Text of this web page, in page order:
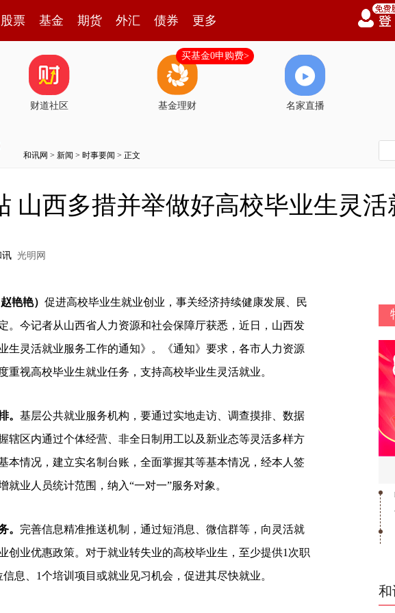
股票 基金 期货 外汇 债券 更多
财道社区 基金理财
买基金0申购费>
名家直播
和讯网 > 新闻 > 时事要闻 > 正文
山西多措并举做好高校毕业生灵活
讯 光明网
艳艳） 促进高校毕业生就业创业，事关经济持续健康发展、民
。今记者从山西省人力资源和社会保障厅获悉，近日，山西发
生灵活就业服务工作的通知》。《通知》要求，各市人力资源
重视高校毕业生就业任务，支持高校毕业生灵活就业。
。 基层公共就业服务机构，要通过实地走访、调查摸排、数据
辖区内通过个体经营、非全日制用工以及新业态等灵活多样方
本情况，建立实名制台账，全面掌握其等基本情况，经本人签
就业人员统计范围，纳入“一对一”服务对象。
。 完善信息精准推送机制，通过短消息、微信群等，向灵活就
创业优惠政策。对于就业转失业的高校毕业生，至少提供1次职
息、1个培训项目或就业见习机会，促进其尽快就业。
和